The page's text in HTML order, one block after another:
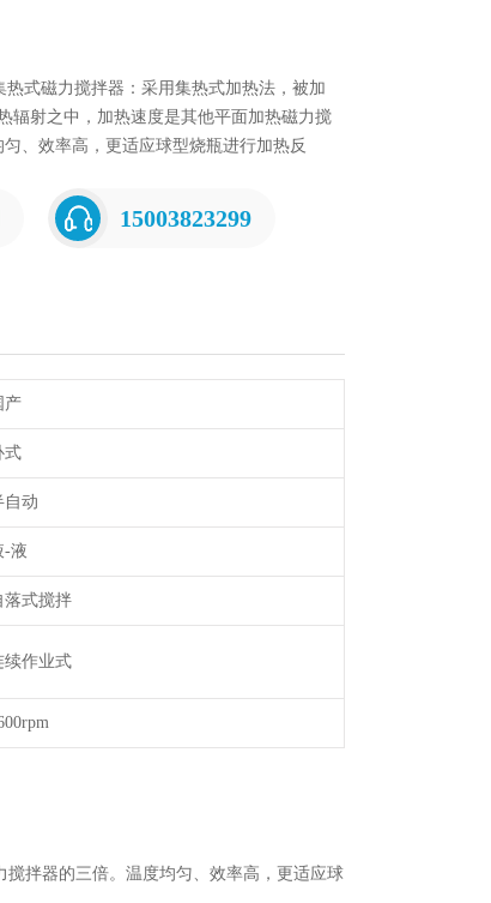
热式磁力搅拌器：采用集热式加热法，被加
辐射之中，加热速度是其他平面加热磁力搅
、效率高，更适应球型烧瓶进行加热反
15003823299
产
式
自动
-液
落式搅拌
续作业式
拌器的三倍。温度均匀、效率高，更适应球